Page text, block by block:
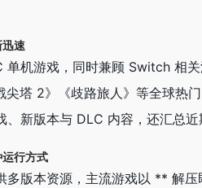
速
单机游戏，同时兼顾 Switch 相
尖塔 2》《歧路旅人》等全球热
、新版本与 DLC 内容，还汇总
行方式
多版本资源，主流游戏以 ** 解